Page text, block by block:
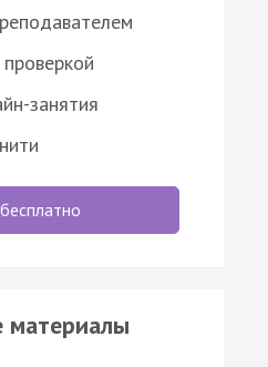
занятия
материалы